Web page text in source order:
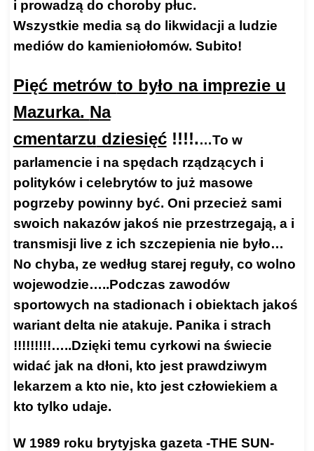
i prowadzą do choroby płuc.
Wszystkie media są do likwidacji a ludzie
mediów do kamieniołomów. Subito!
Pięć metrów to było na imprezie u
Mazurka. Na
cmentarzu dziesięć!!!!.…To w
parlamencie i na spędach rządzących i
polityków i celebrytów to już masowe
pogrzeby powinny być. Oni przecież sami
swoich nakazów jakoś nie przestrzegają, a i
transmisji live z ich szczepienia nie było…
No chyba, ze według starej reguły, co wolno
wojewodzie…..Podczas zawodów
sportowych na stadionach i obiektach jakoś
wariant delta nie atakuje. Panika i strach
!!!!!!!!!…..Dzięki temu cyrkowi na świecie
widać jak na dłoni, kto jest prawdziwym
lekarzem a kto nie, kto jest człowiekiem a
kto tylko udaje.
W 1989 roku brytyjska gazeta -THE SUN-